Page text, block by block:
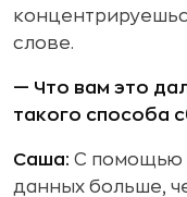
слове.
— Что вам это
такого способа
Саша: С помощью
данных больше,